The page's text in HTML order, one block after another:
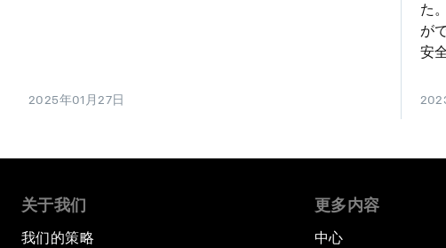
2025年01月27日
た
が
安
关于我们
我们的策略
更多内容
中心